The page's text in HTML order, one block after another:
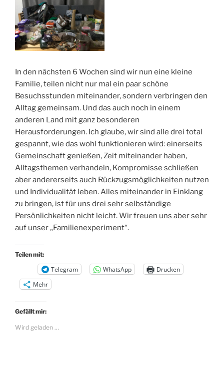
In den nächsten 6 Wochen sind wir nun eine kleine
Familie, teilen nicht nur mal ein paar schöne
Besuchsstunden miteinander, sondern verbringen den
Alltag gemeinsam. Und das auch noch in einem
anderen Land mit ganz besonderen
Herausforderungen. Ich glaube, wir sind alle drei total
gespannt, wie das wohl funktionieren wird: einerseits
Gemeinschaft genießen, Zeit miteinander haben,
Alltagsthemen verhandeln, Kompromisse schließen
aber andererseits auch Rückzugsmöglichkeiten nutzen
und Individualität leben. Alles miteinander in Einklang
zu bringen, ist für uns drei sehr selbständige
Persönlichkeiten nicht leicht. Wir freuen uns aber sehr
auf unser „Familienexperiment“.
Teilen mit:
Telegram WhatsApp
Drucken
Mehr
Gefällt mir:
Wird geladen …